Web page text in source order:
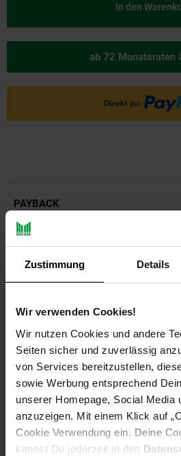
Zustimmung Details
Wir verwenden Cookies!
Wir nutzen Cookies und andere
Seiten sicher und zuverlässig
von Services bereitzustellen,
sowie Werbung entsprechend
unserer Homepage, Social Media
anzuzeigen. Mit einem Klick auf
Cookie Verwendung ein. Deine
kannst Du jederzeit in den
In den
ab 72 Monatsraten
PAYBACK
Payback Punkte
Produktbeschreibung
Moderne Architektur für Ihren Garten.
Den besonderen Reiz dieses
aus Edelstahl mit reinweißem
Edelstahlhaube ist höhenverstellbar,
Feuerraum optimal eingestellt
Die Lieferung erfolgt inkl.